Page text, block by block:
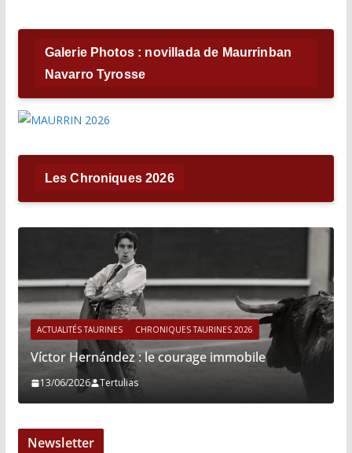
Galerie Photos : novillada de Maurrinban
Navarro Tyrosse
Les Chroniques 2026
ACTUALITÉS TAURINES CHRONIQUES TAURINES 2026
Víctor Hernández : le courage immobile
13/06/2026 Tertulias
Newsletter